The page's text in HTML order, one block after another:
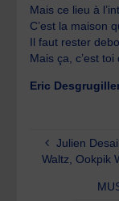
Mais ce lieu à
C’est la maison
Il faut rester
Mais ça, c’est toi
Eric
Julien
Waltz, Ookpik